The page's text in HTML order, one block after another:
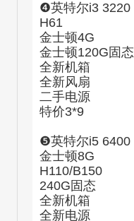
❹英特尔i3 3220
H61
金士顿4G
金士顿120G固态
全新机箱
全新风扇
二手电源
特价3*9
❺英特尔i5 6400
金士顿8G
H110/B150
240G固态
全新机箱
全新电源